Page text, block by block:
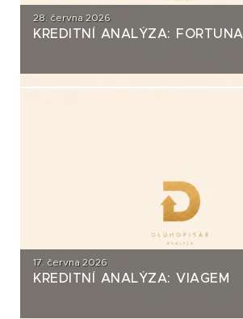
28. června 2026
KREDITNÍ ANALÝZA: FORTUNA
17. června 2026
KREDITNÍ ANALÝZA: VIAGEM